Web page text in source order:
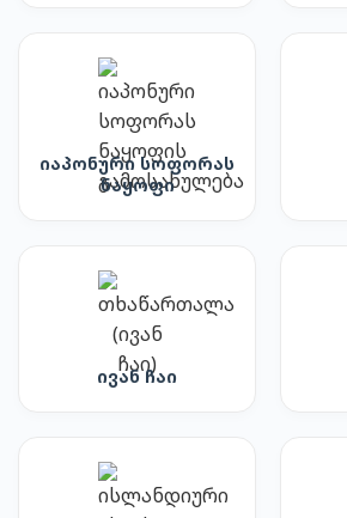
იაპონური სოფორას
ნაყოფი
ივან ჩაი